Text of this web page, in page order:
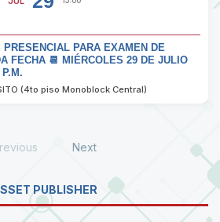
PRESENCIAL PARA EXAMEN DE
FECHA 📆 MIÉRCOLES 29 DE JULIO
(4to piso Monoblock Central)
Next
PUBLISHER